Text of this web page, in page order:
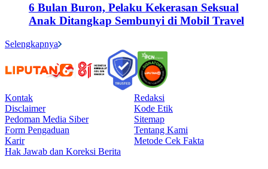
6 Bulan Buron, Pelaku Kekerasan Seksual
Anak Ditangkap Sembunyi di Mobil Travel
Selengkapnya
Kontak
Redaksi
Disclaimer
Kode Etik
Pedoman Media Siber
Sitemap
Form Pengaduan
Tentang Kami
Karir
Metode Cek Fakta
Hak Jawab dan Koreksi Berita